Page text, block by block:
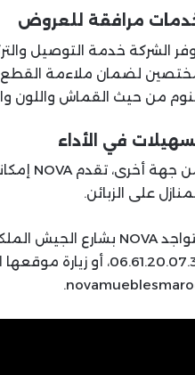
مرافقة للعروض
الشركة خدمة التوصيل
من حيث القماش واللون
في الأداء
على الزبائن.